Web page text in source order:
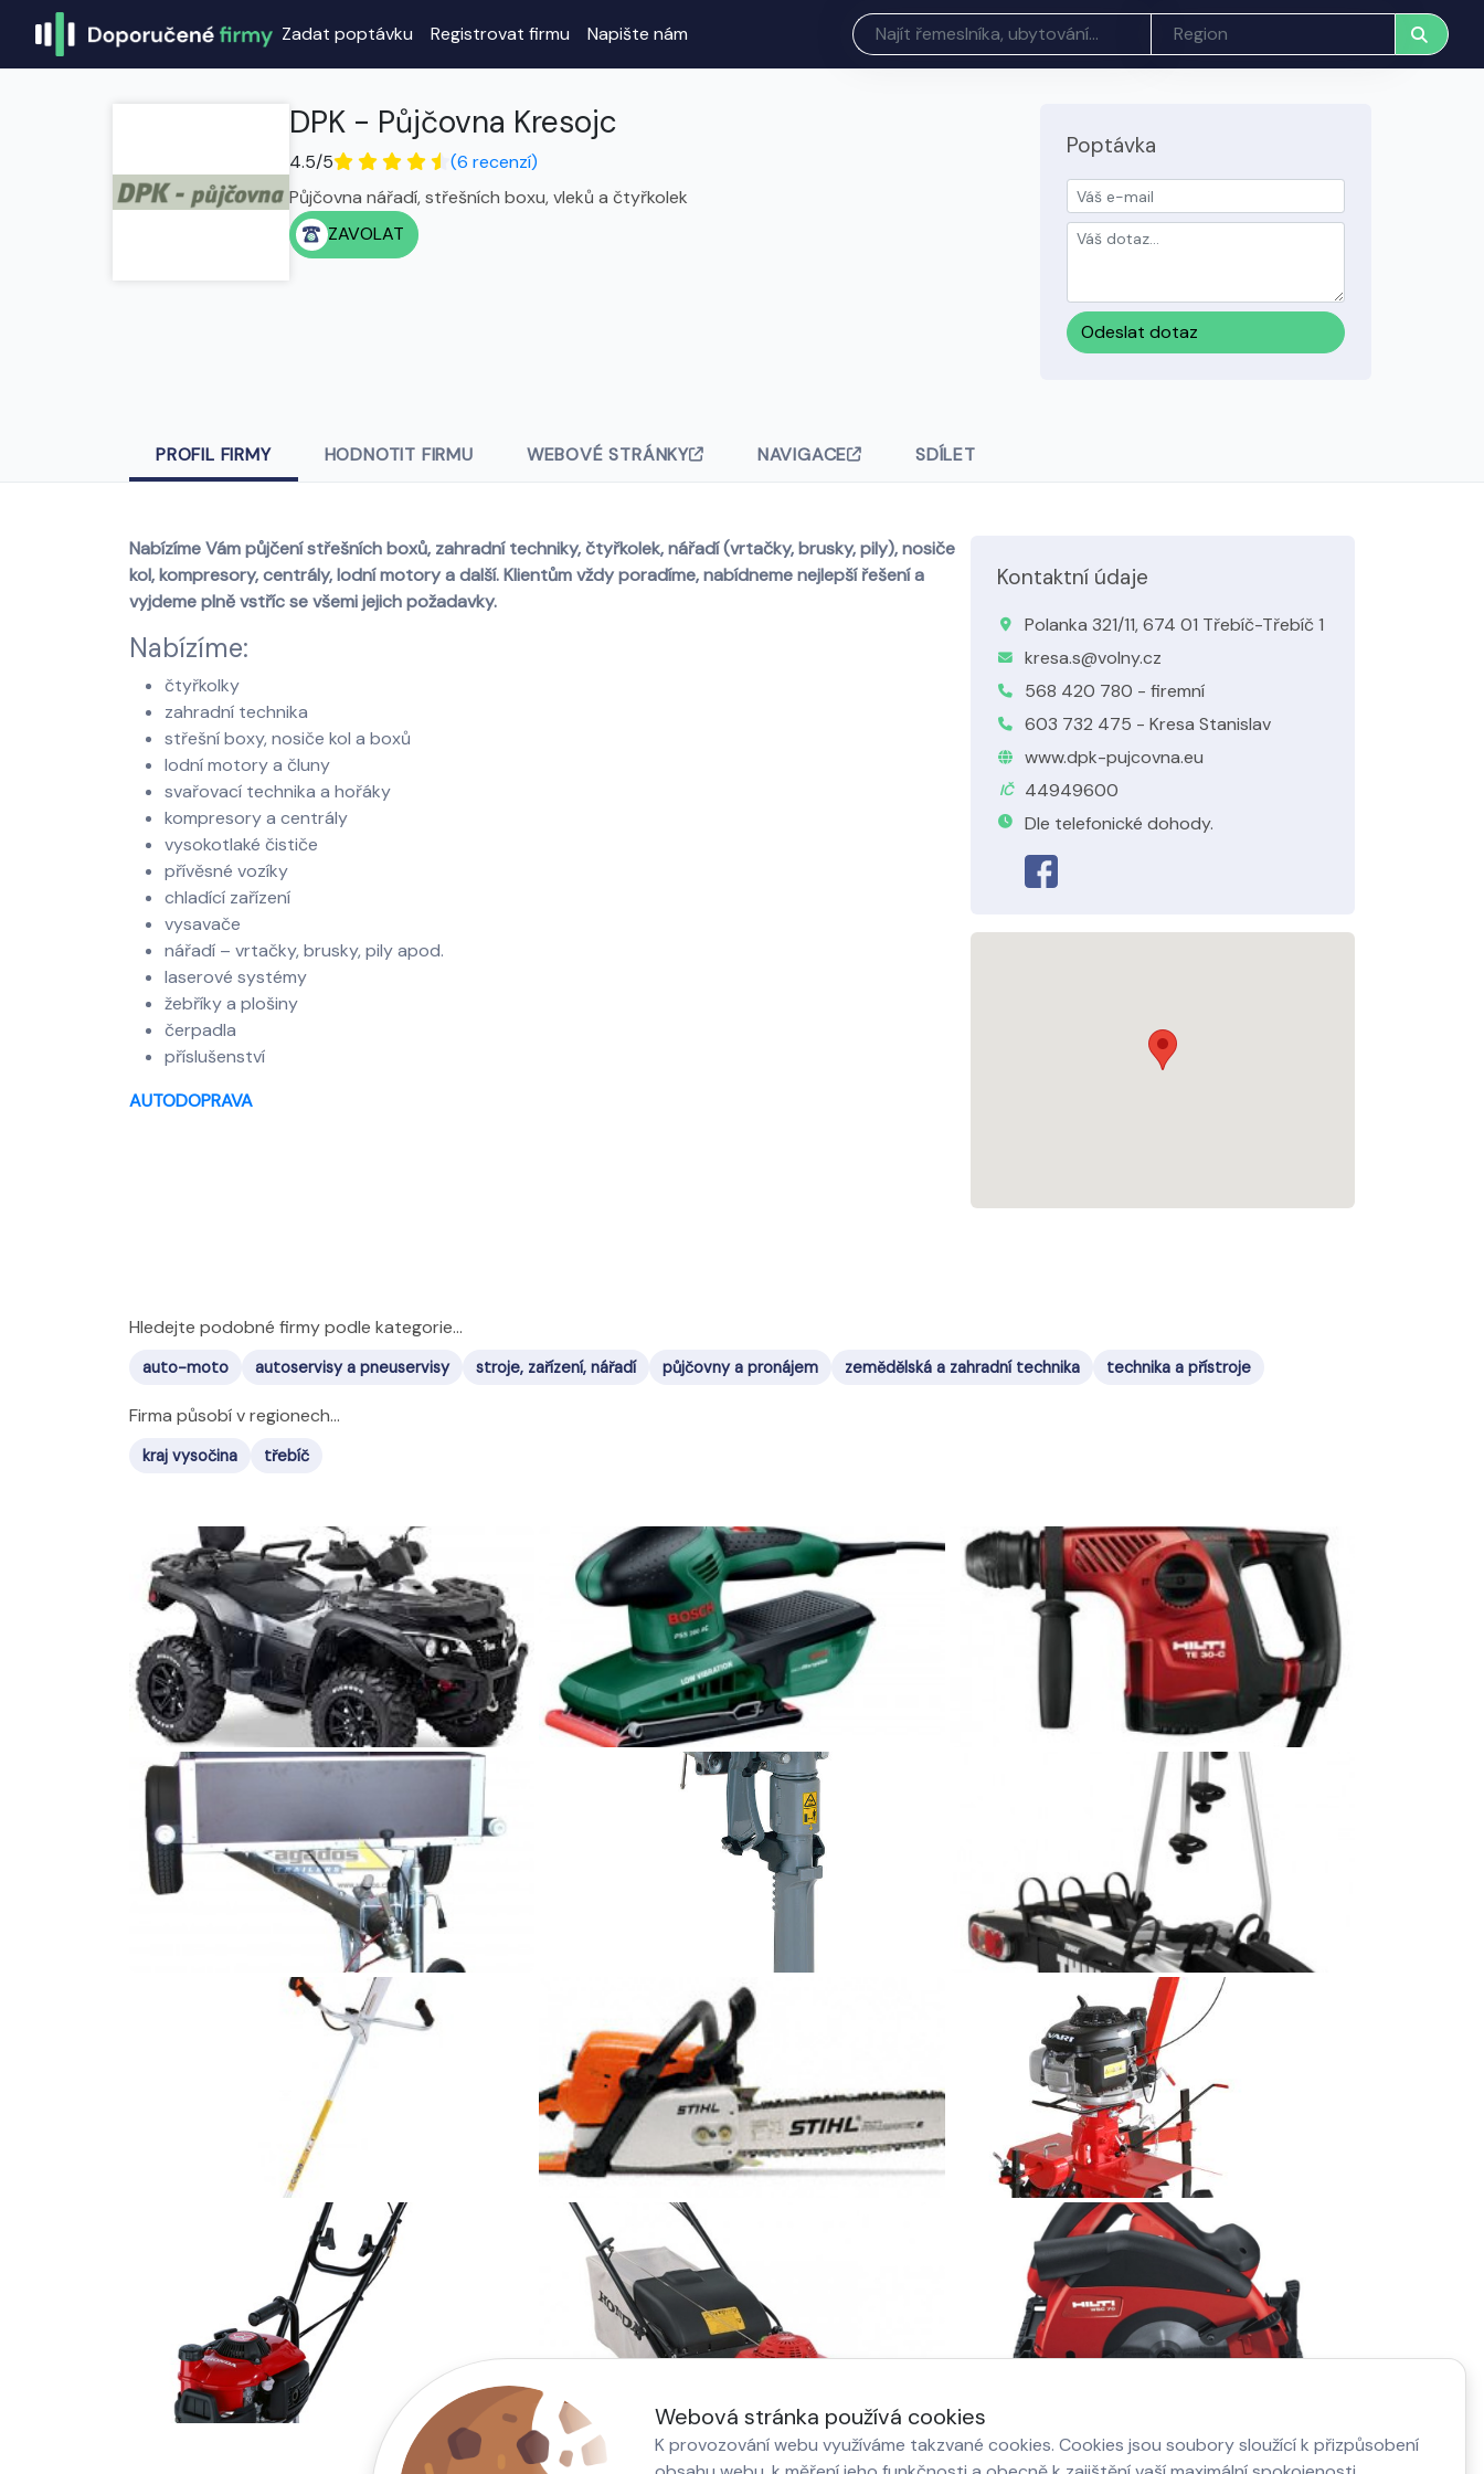
Webová stránka používá cookies
K provozování webu využíváme takzvané cookies. Cookies jsou soubory sloužící k přizpůsobení
Zadat poptávku Registrovat firmu Napište nám
DPK - Půjčovna Kresojc
4.5/5
(6 recenzí)
Půjčovna nářadí, střešních boxu, vleků a čtyřkolek
ZAVOLAT
Poptávka
Odeslat dotaz
PROFIL FIRMY HODNOTIT FIRMU WEBOVÉ STRÁNKY NAVIGACE SDÍLET
Nabízíme Vám půjčení střešních boxů, zahradní techniky, čtyřkolek, nářadí (vrtačky, brusky, pily), nosiče
kol, kompresory, centrály, lodní motory a další. Klientům vždy poradíme, nabídneme nejlepší řešení a
vyjdeme plně vstříc se všemi jejich požadavky.
Nabízíme:
čtyřkolky
zahradní technika
střešní boxy, nosiče kol a boxů
lodní motory a čluny
svařovací technika a hořáky
kompresory a centrály
vysokotlaké čističe
přívěsné vozíky
chladící zařízení
vysavače
nářadí – vrtačky, brusky, pily apod.
laserové systémy
žebříky a plošiny
čerpadla
příslušenství
AUTODOPRAVA
Kontaktní údaje
Polanka 321/11, 674 01 Třebíč-Třebíč 1
kresa.s@volny.cz
568 420 780 - firemní
603 732 475 - Kresa Stanislav
www.dpk-pujcovna.eu
IČ
44949600
Dle telefonické dohody.
Hledejte podobné firmy podle kategorie...
auto-moto autoservisy a pneuservisy stroje, zařízení, nářadí půjčovny a pronájem zemědělská a zahradní technika technika a přístroje
Firma působí v regionech...
kraj vysočina třebíč